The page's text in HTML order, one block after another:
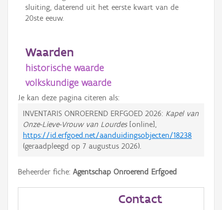
sluiting, daterend uit het eerste kwart van de
20ste eeuw.
Waarden
historische waarde
volkskundige waarde
Je kan deze pagina citeren als:
INVENTARIS ONROEREND ERFGOED 2026: Kapel van
Onze-Lieve-Vrouw van Lourdes[online],
https://id.erfgoed.net/aanduidingsobjecten/18238
(geraadpleegd op 7 augustus 2026).
Beheerder fiche: Agentschap Onroerend Erfgoed
Contact